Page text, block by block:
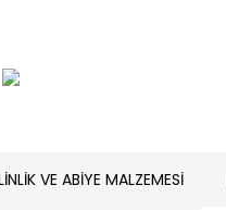
VE ABİYE MALZEMESİ